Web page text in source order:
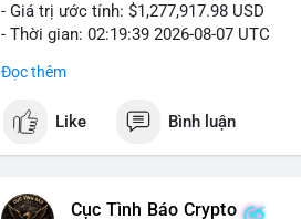
- Giá trị ước tính: $1,277,917.98 USD
- Thời gian: 02:19:39 2026-08-07 UTC
Khối lượng gần 20 BTC trị giá hơn 1.27
động này thiên về chuyển ví lạnh để
lượng không quá lớn để gây sốc thanh
Đọc thêm
Like Bình luận
Cục Tình Báo Crypto